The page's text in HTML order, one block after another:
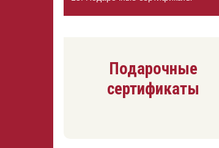
Подарочные
сертификаты